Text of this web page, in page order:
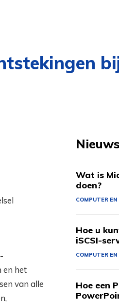
en het
van alle
Wat is
doen?
COMPUTER
Hoe u
iSCSI-
COMPUTER
Hoe een